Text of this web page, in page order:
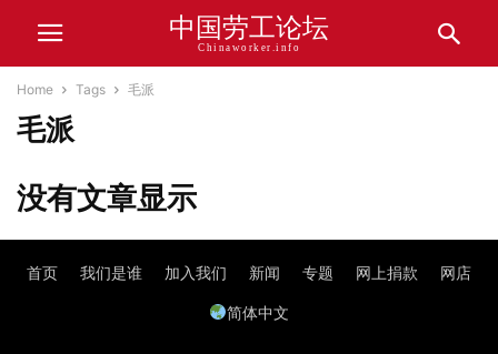
中国劳工论坛
Chinaworker.info
Home Tags 毛派
毛派
没有文章显示
首页 我们是谁 加入我们 新闻 专题 网上捐款 网店
简体中文